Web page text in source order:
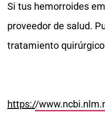
Si tus hemorroides
proveedor de salud.
tratamiento
https://